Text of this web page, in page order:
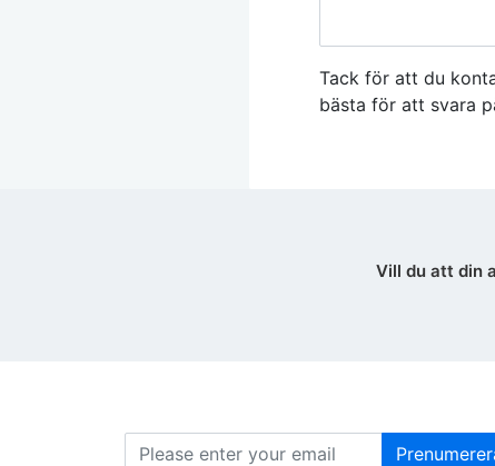
Tack för att du
bästa för att svara
Vill du att din